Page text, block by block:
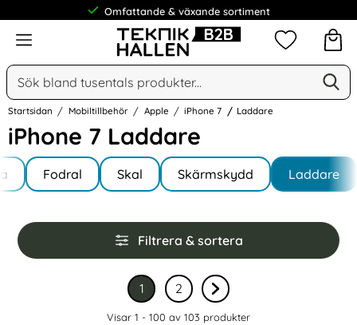
Meny
Sök
Sök på Narse Group AB
Mina
Startsidan Mobiltillbehör Apple iPhone 7 Laddare
iPhone 7 Laddare
Hoppa
till
produkter
Underkategorier
Fodral Skal Skärmskydd Laddare
Hoppa
över
filtersektionen
Filtrera & sortera
Filtrera & sortera
Nuvarande sida, sidan
1
av 2
Gå till sidan
2
av 2
Gå till nästa sida sidan
Visar 1 - 100 av 103 produkter